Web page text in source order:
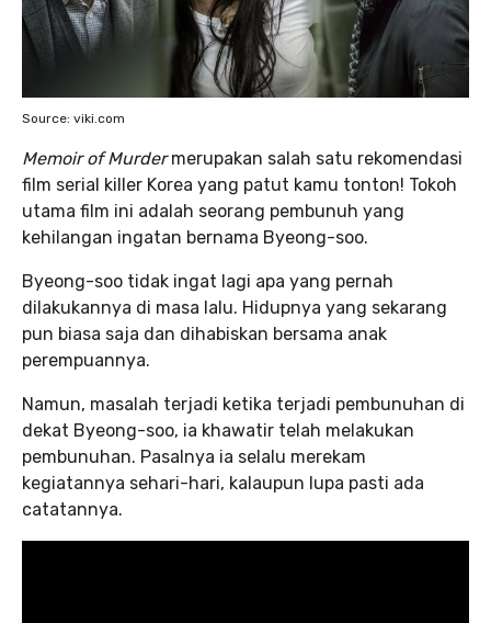
Source: viki.com
Memoir of Murdermerupakan salah satu rekomendasi
film serial killer Korea yang patut kamu tonton! Tokoh
utama film ini adalah seorang pembunuh yang
kehilangan ingatan bernama Byeong-soo.
Byeong-soo tidak ingat lagi apa yang pernah
dilakukannya di masa lalu. Hidupnya yang sekarang
pun biasa saja dan dihabiskan bersama anak
perempuannya.
Namun, masalah terjadi ketika terjadi pembunuhan di
dekat Byeong-soo, ia khawatir telah melakukan
pembunuhan. Pasalnya ia selalu merekam
kegiatannya sehari-hari, kalaupun lupa pasti ada
catatannya.